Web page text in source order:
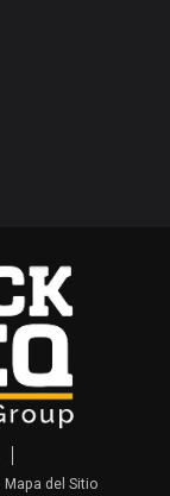
Mapa del Sitio